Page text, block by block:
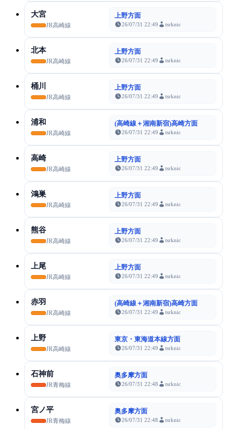
大宮
JR高崎線
上野方面
26/07/31 22:49 tsrknic
北本
JR高崎線
上野方面
26/07/31 22:49 tsrknic
桶川
JR高崎線
上野方面
26/07/31 22:49 tsrknic
浦和
JR高崎線
(高崎線＋湘南新宿)高崎方面
26/07/31 22:49 tsrknic
高崎
JR高崎線
上野方面
26/07/31 22:49 tsrknic
鴻巣
JR高崎線
上野方面
26/07/31 22:49 tsrknic
熊谷
JR高崎線
上野方面
26/07/31 22:49 tsrknic
上尾
JR高崎線
上野方面
26/07/31 22:49 tsrknic
赤羽
JR高崎線
(高崎線＋湘南新宿)高崎方面
26/07/31 22:49 tsrknic
上野
JR高崎線
東京・東海道本線方面
26/07/31 22:49 tsrknic
石神前
JR青梅線
奥多摩方面
26/07/31 22:48 tsrknic
宮ノ平
JR青梅線
奥多摩方面
26/07/31 22:48 tsrknic